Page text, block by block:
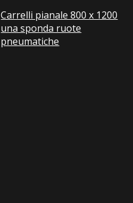
Carrelli pianale 800 x 1200
una sponda ruote
pneumatiche